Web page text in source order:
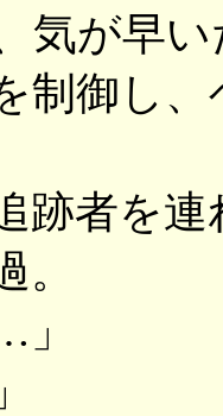
気が早
制御し
跡者を